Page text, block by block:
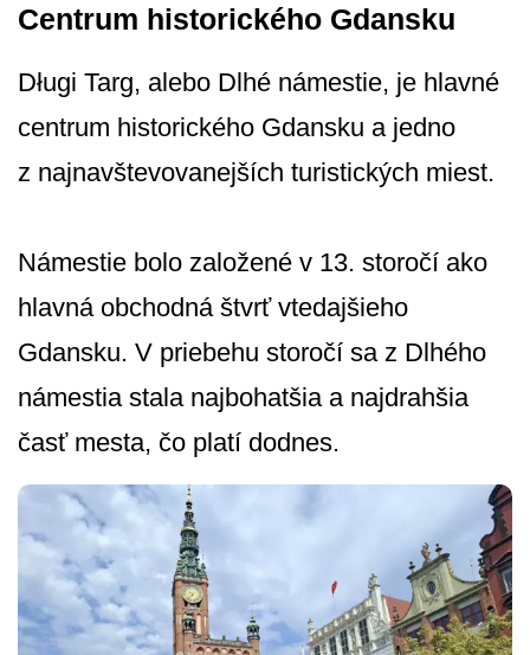
Centrum historického Gdansku
Długi Targ, alebo Dlhé námestie, je hlavné
centrum historického Gdansku a jedno
z najnavštevo­vanejších turistických miest.
Námestie bolo založené v 13. storočí ako
hlavná obchodná štvrť vtedajšieho
Gdansku. V priebehu storočí sa z Dlhého
námestia stala najbohatšia a najdrahšia
časť mesta, čo platí dodnes.